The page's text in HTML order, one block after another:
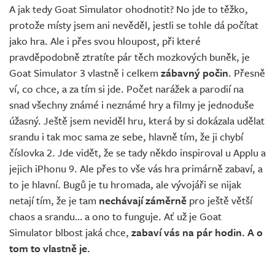
A jak tedy Goat Simulator ohodnotit? No jde to těžko,
protože místy jsem ani nevěděl, jestli se tohle dá počítat
jako hra. Ale i přes svou hloupost, při které
pravděpodobně ztratíte pár těch mozkových buněk, je
Goat Simulator 3 vlastně i celkem zábavný počin. Přesně
ví, co chce, a za tím si jde. Počet narážek a parodií na
snad všechny známé i neznámé hry a filmy je jednoduše
úžasný. Ještě jsem neviděl hru, která by si dokázala udělat
srandu i tak moc sama ze sebe, hlavně tím, že ji chybí
číslovka 2. Jde vidět, že se tady někdo inspiroval u Applu a
jejich iPhonu 9. Ale přes to vše vás hra primárně zabaví, a
to je hlavní. Bugů je tu hromada, ale vývojáři se nijak
netají tím, že je tam nechávají záměrně pro ještě větší
chaos a srandu… a ono to funguje. Ať už je Goat
Simulator blbost jaká chce, zabaví vás na pár hodin. A o
tom to vlastně je.